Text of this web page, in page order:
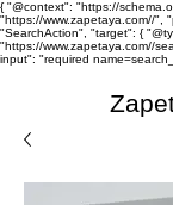
{ "@context": "https://
"https://www.zapetaya.com//",
"SearchAction", "target": {
"https://www.zapetaya.com//
input": "required